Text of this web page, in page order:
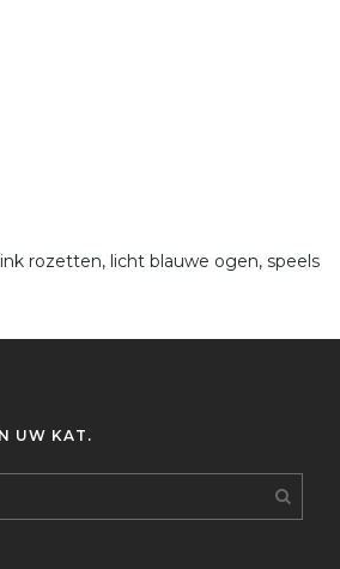
rozetten, licht blauwe ogen, speels
UW KAT.